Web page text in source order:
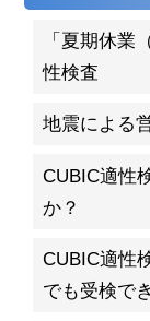
「夏期休業
性検査
地震による
CUBIC適性
か？
CUBIC適性
でも受検で